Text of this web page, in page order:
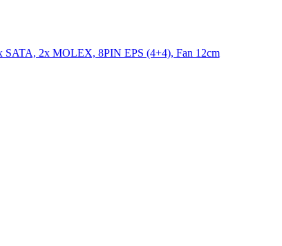
2x MOLEX, 8PIN EPS (4+4), Fan 12cm